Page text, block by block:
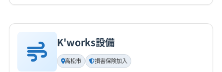
基本情報
代表者名
高原尚男
K'works設備
高松市 損害保険加入